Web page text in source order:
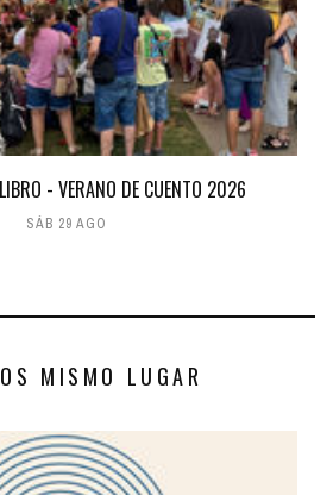
- VERANO DE CUENTO 2026
SÁB 29 AGO
MISMO LUGAR